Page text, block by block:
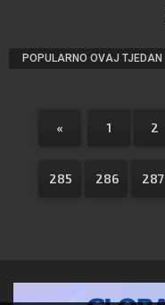
POPULARNO OVAJ TJEDAN
« 1 2
285 286 287